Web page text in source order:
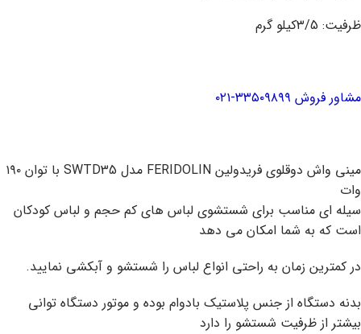
ظرفیت: ۳/5کیلو گرم
مشاور فروش ۳۳۵۰۹۸۹۹-۰۲۱
مینی واش دوقلوی فریدولین FERIDOLIN مدل SWTD35 با توان ۱۹۰
وات
سیله ای مناسب برای شستشوی لباس های کم حجم و لباس کودکان
است که به شما امکان می دهد
در کمترین زمان به راحتی انواع لباس را شستشو و آبکشی نمایید.
بدنه دستگاه از جنس پلاستیک بادوام بوده و موتور دستگاه توانی
بیشتر از ظرفیت شستشو را دارد